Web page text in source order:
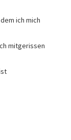
ich mich
mitgerissen